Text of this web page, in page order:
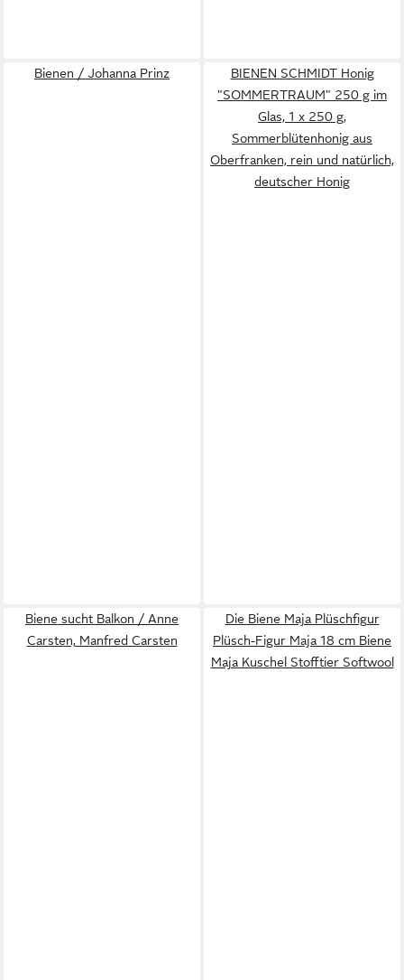
Bienen / Johanna Prinz
BIENEN SCHMIDT Honig
"SOMMERTRAUM" 250 g im
Glas, 1 x 250 g,
Sommerblütenhonig aus
Oberfranken, rein und natürlich,
deutscher Honig
Biene sucht Balkon / Anne
Carsten, Manfred Carsten
Die Biene Maja Plüschfigur
Plüsch-Figur Maja 18 cm Biene
Maja Kuschel Stofftier Softwool